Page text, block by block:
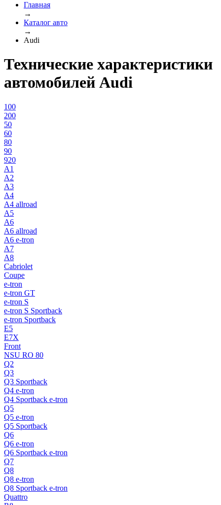
Главная
→
Каталог авто
→
Audi
Технические характеристики
автомобилей Audi
100
200
50
60
80
90
920
A1
A2
A3
A4
A4 allroad
A5
A6
A6 allroad
A6 e-tron
A7
A8
Cabriolet
Coupe
e-tron
e-tron GT
e-tron S
e-tron S Sportback
e-tron Sportback
E5
E7X
Front
NSU RO 80
Q2
Q3
Q3 Sportback
Q4 e-tron
Q4 Sportback e-tron
Q5
Q5 e-tron
Q5 Sportback
Q6
Q6 e-tron
Q6 Sportback e-tron
Q7
Q8
Q8 e-tron
Q8 Sportback e-tron
Quattro